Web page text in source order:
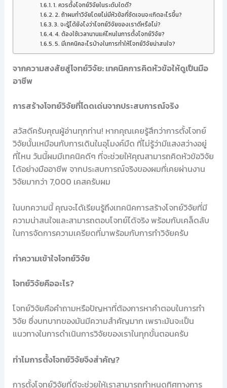
1. ควรตั้งโจทย์วิจัยในระดับใดดี?
2. ถ้าผมทำวิจัยโดยไม่มีหัวข้อที่ชัดเจนจะเกิดอะไรขึ้น?
3. จะรู้ได้ยังไงว่าโจทย์วิจัยของเราดีหรือไม่?
4. ต้องใช้เวลานานแค่ไหนในการตั้งโจทย์วิจัย?
5. มีเทคนิคอะไรบ้างในการทำให้โจทย์วิจัยน่าสนใจ?
จากความสงสัยสู่โจทย์วิจัย: เทคนิคการคิดหัวข้อให้ดูเป็นมือ
อาชีพ
การสร้างโจทย์วิจัยที่โดดเด่นจากประสบการณ์จริง
สวัสดีครับคุณผู้อ่านทุกท่าน! หากคุณเคยรู้สึกว่าการตั้งโจทย์
วิจัยนั้นเหมือนกับการเดินในอุโมงค์มืด ที่ไม่รู้ว่ามีแสงสว่างอยู่
ที่ไหน วันนี้ผมมีเทคนิคดีๆ ที่จะช่วยให้คุณสามารถคิดหัวข้อวิจัย
ได้อย่างมืออาชีพ จากประสบการณ์จริงของผมที่เคยผ่านงาน
วิจัยมากว่า 7,000 เคสครับผม
ในบทความนี้ คุณจะได้เรียนรู้ถึงเทคนิคการสร้างโจทย์วิจัยที่มี
ความน่าสนใจและสามารถตอบโจทย์ได้จริง พร้อมกับเคล็ดลับ
ในการจัดการความเครียดที่มาพร้อมกับการทำวิจัยครับ
ทำความเข้าใจโจทย์วิจัย
โจทย์วิจัยคืออะไร?
โจทย์วิจัยคือคำถามหรือปัญหาที่ต้องการหาคำตอบในการทำ
วิจัย ซึ่งบทบาทของมันมีความสำคัญมาก เพราะมันจะเป็น
แนวทางในการดำเนินการวิจัยของเราในทุกขั้นตอนครับ
ทำไมการตั้งโจทย์วิจัยจึงสำคัญ?
การตั้งโจทย์วิจัยที่ดีจะช่วยให้เราสามารถกำหนดทิศทางการ